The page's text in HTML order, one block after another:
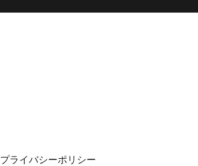
プライバシーポリシー